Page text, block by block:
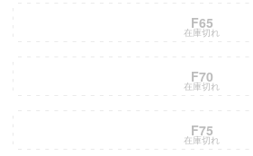
F65
在庫切れ
F70
在庫切れ
F75
在庫切れ